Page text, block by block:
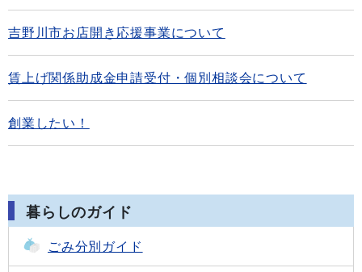
吉野川市お店開き応援事業について
賃上げ関係助成金申請受付・個別相談会について
創業したい！
暮らしのガイド
ごみ分別ガイド